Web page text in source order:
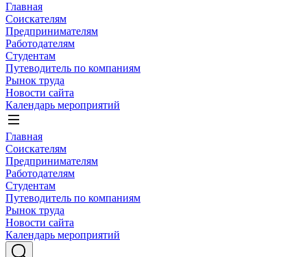
Главная
Соискателям
Предпринимателям
Работодателям
Студентам
Путеводитель по компаниям
Рынок труда
Новости сайта
Календарь мероприятий
Главная
Соискателям
Предпринимателям
Работодателям
Студентам
Путеводитель по компаниям
Рынок труда
Новости сайта
Календарь мероприятий